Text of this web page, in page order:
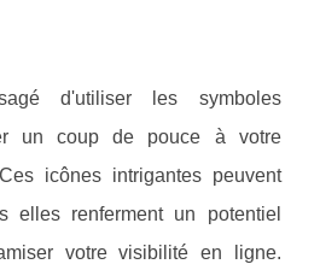
d'utiliser les symboles
un coup de pouce à votre
icônes intrigantes peuvent
elles renferment un potentiel
votre visibilité en ligne.